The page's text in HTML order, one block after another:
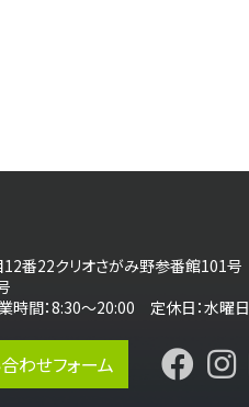
番22クリオさがみ野参番館101号
間：8:30～20:00 定休日：水曜日
わせフォーム